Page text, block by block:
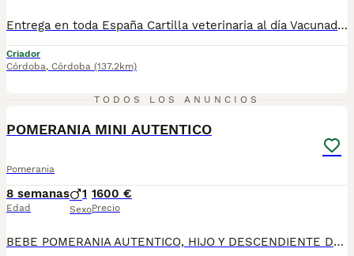
Entrega en toda España Cartilla veterinaria al día Vacunados y desparasitados según edad Microchip incluido Revisados por veterinario Cachorros socializados y acostumbrados al contacto humano Asesoramiento antes y después de la entrega 670864332 ADEMAS NO COBRAMOS NI UN EURO POR ADELANTADO , PASA QUE PAGAS Y LUEGO NO TE LLEGA NADA !!!!! los cachorros están socializados y en perfectas condiciones , mejor escríbenos al what y te detallamos info si quieres tener una buena experiencia este es tu sitio. . GRACIAS ,,, , , , , , , .......................................................................
Criador
Córdoba, Córdoba (137.2km)
TODOS LOS ANUNCIOS
POMERANIA MINI AUTENTICO
Pomerania
8 semanas
Edad
1
Sexo
1600 €
Precio
BEBE POMERANIA AUTENTICO, HIJO Y DESCENDIENTE DE CAMPEONES, MACHO. TAMAÑO PEQUEÑO , COLOR NARANJA. EXCELENTE CALIDAD A PRECIO EXCEPCIONAL ESPECIAL AGOSTO. PRECIO DESDE 1.600. PARA MAS INFO AL 633724800 WHATSAPP